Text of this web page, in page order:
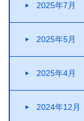
2025年7月
2025年5月
2025年4月
2024年12月